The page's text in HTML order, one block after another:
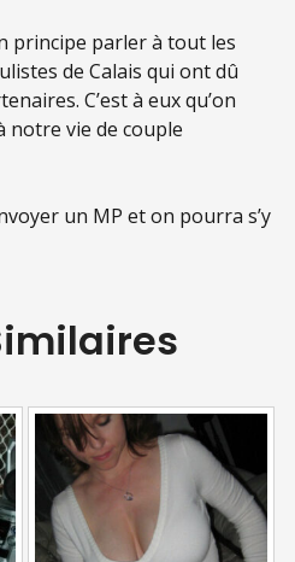
principe parler à tout les
de Calais qui ont dû
C’est à eux qu’on
notre vie de couple
un MP et on pourra s’y